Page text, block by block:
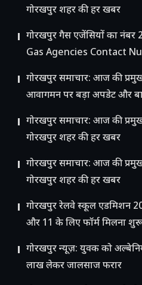
गोरखपुर शहर की हर खबर
गोरखपुर गैस एजेंसियों का
Gas Agencies Contact
गोरखपुर समाचार: आज की
आवागमन पर बड़ा अपडेट और
गोरखपुर समाचार: आज की
गोरखपुर शहर की हर खबर
गोरखपुर समाचार: आज की
गोरखपुर शहर की हर खबर
गोरखपुर रेलवे स्कूल एडमिशन
और 11 के लिए फॉर्म मिलना
गोरखपुर न्यूज़: युवक को
लाख लेकर जालसाज फरार